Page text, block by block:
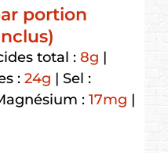
portion
total : 8g |
: 24g | Sel :
: 17mg |